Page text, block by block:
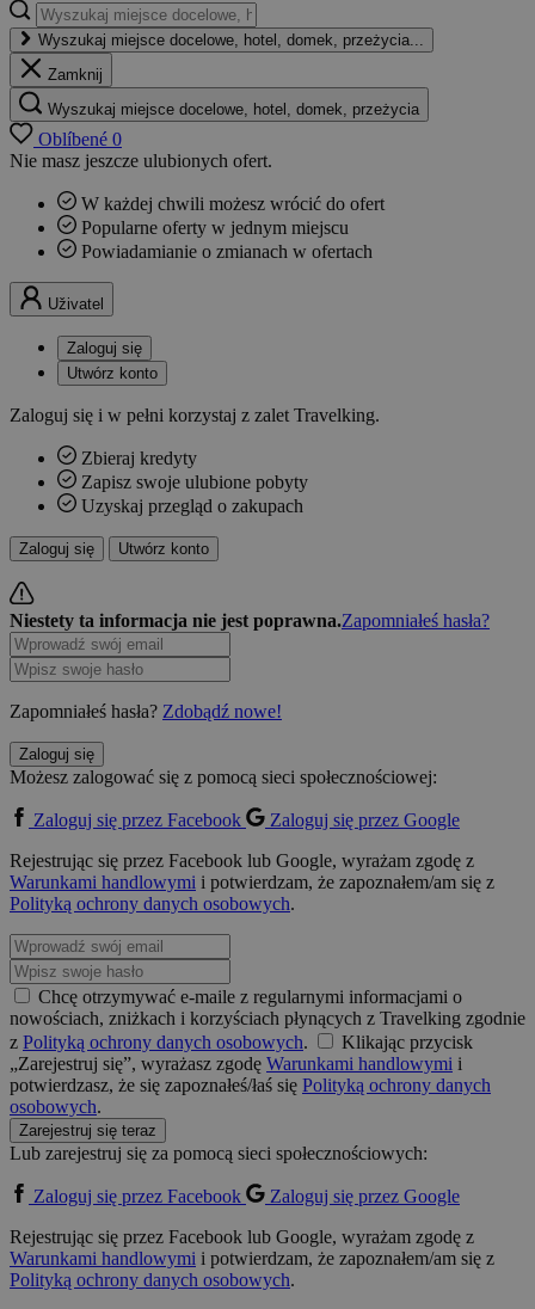
Wyszukaj miejsce docelowe, hotel, domek, przeżycia...
Zamknij
Wyszukaj miejsce docelowe, hotel, domek, przeżycia
Oblíbené 0
Nie masz jeszcze ulubionych ofert.
W każdej chwili możesz wrócić do ofert
Popularne oferty w jednym miejscu
Powiadamianie o zmianach w ofertach
Uživatel
Zaloguj się
Utwórz konto
Zaloguj się i w pełni korzystaj z zalet Travelking.
Zbieraj kredyty
Zapisz swoje ulubione pobyty
Uzyskaj przegląd o zakupach
Zaloguj się Utwórz konto
Niestety ta informacja nie jest poprawna.Zapomniałeś hasła?
Zapomniałeś hasła? Zdobądź nowe!
Zaloguj się
Możesz zalogować się z pomocą sieci społecznościowej:
Zaloguj się przez Facebook
Zaloguj się przez Google
Rejestrując się przez Facebook lub Google, wyrażam zgodę z
Warunkami handlowymi i potwierdzam, że zapoznałem/am się z
Polityką ochrony danych osobowych.
Chcę otrzymywać e-maile z regularnymi informacjami o
nowościach, zniżkach i korzyściach płynących z Travelking zgodnie
z Polityką ochrony danych osobowych.
Klikając przycisk
„Zarejestruj się”, wyrażasz zgodę Warunkami handlowymi i
potwierdzasz, że się zapoznałeś/łaś się Polityką ochrony danych
osobowych.
Zarejestruj się teraz
Lub zarejestruj się za pomocą sieci społecznościowych:
Zaloguj się przez Facebook
Zaloguj się przez Google
Rejestrując się przez Facebook lub Google, wyrażam zgodę z
Warunkami handlowymi i potwierdzam, że zapoznałem/am się z
Polityką ochrony danych osobowych.